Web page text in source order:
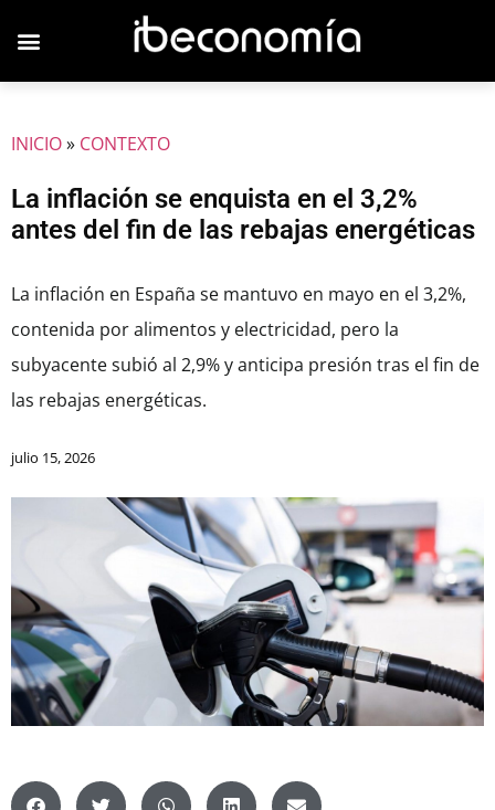
INICIO» CONTEXTO
La inflación se enquista en el 3,2%
antes del fin de las rebajas energéticas
La inflación en España se mantuvo en mayo en el 3,2%,
contenida por alimentos y electricidad, pero la
subyacente subió al 2,9% y anticipa presión tras el fin de
las rebajas energéticas.
julio 15, 2026